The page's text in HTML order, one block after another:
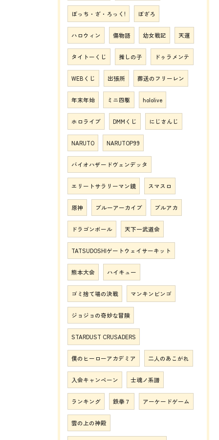
ぼっち・ざ・ろっく! ぼざろ
ハロウィン 傷物語 幼女戦記 天運
タイトーくじ 推しの子 ドゥラメンテ
WEBくじ 出張所 葬送のフリーレン
年末年始 ミニ四駆 hololive
ホロライブ DMMくじ にじさんじ
NARUTO NARUTOP99
バイオハザードヴェンデッタ
エリートサラリーマン鏡 スマスロ
原神 ブルーアーカイブ ブルアカ
ドラゴンボール 天下一武道会
TATSUDOSHIゲートウェイサーキット
熊本大会 ハイキュー
ゴミ捨て場の決戦 マンキンビンゴ
ジョジョの奇妙な冒険
STARDUST CRUSADERS
僕のヒーローアカデミア 二人のあこがれ
入会キャンペーン 士魂ノ系譜
ランキング 鉄拳７ アーケードゲーム
雲の上の神殿